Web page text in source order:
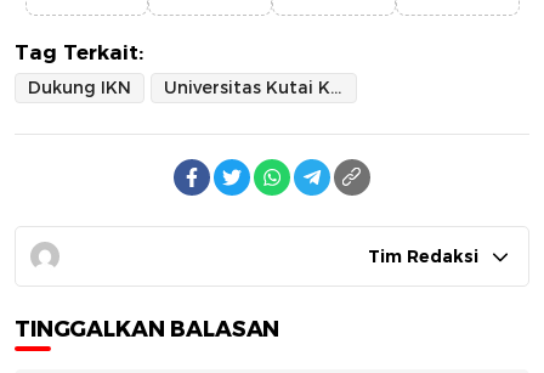
Tag Terkait:
Dukung IKN Universitas Kutai Kartanegara
Tim Redaksi
TINGGALKAN BALASAN